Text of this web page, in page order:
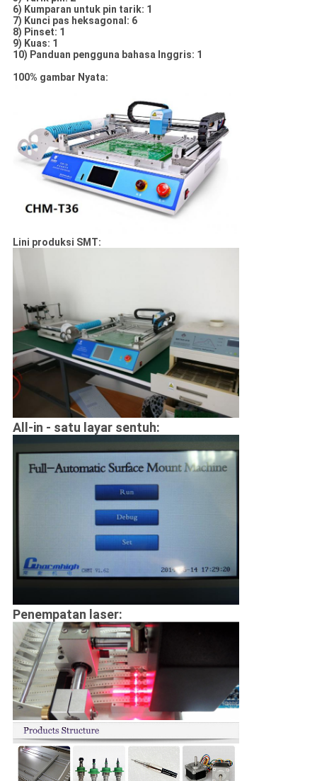
6) Kumparan untuk pin tarik: 1
7) Kunci pas heksagonal: 6
8) Pinset: 1
9) Kuas: 1
10) Panduan pengguna bahasa Inggris: 1
100% gambar Nyata:
Lini produksi SMT:
All-in - satu layar sentuh:
Penempatan laser: